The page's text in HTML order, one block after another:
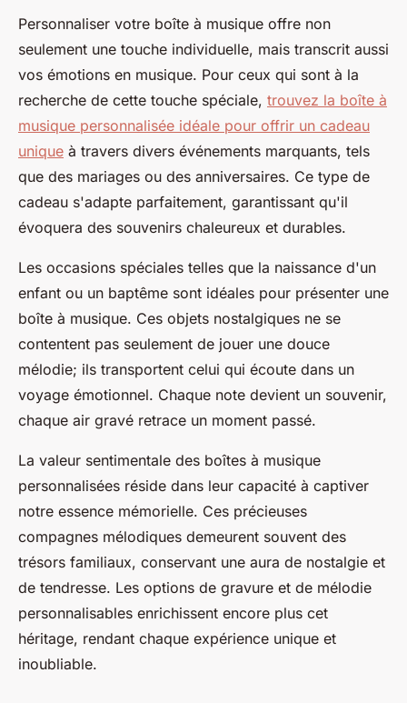
Personnaliser votre boîte à musique offre non
seulement une touche individuelle, mais transcrit aussi
vos émotions en musique. Pour ceux qui sont à la
recherche de cette touche spéciale, trouvez la boîte à
musique personnalisée idéale pour offrir un cadeau
unique à travers divers événements marquants, tels
que des mariages ou des anniversaires. Ce type de
cadeau s'adapte parfaitement, garantissant qu'il
évoquera des souvenirs chaleureux et durables.
Les occasions spéciales telles que la naissance d'un
enfant ou un baptême sont idéales pour présenter une
boîte à musique. Ces objets nostalgiques ne se
contentent pas seulement de jouer une douce
mélodie; ils transportent celui qui écoute dans un
voyage émotionnel. Chaque note devient un souvenir,
chaque air gravé retrace un moment passé.
La valeur sentimentale des boîtes à musique
personnalisées réside dans leur capacité à captiver
notre essence mémorielle. Ces précieuses
compagnes mélodiques demeurent souvent des
trésors familiaux, conservant une aura de nostalgie et
de tendresse. Les options de gravure et de mélodie
personnalisables enrichissent encore plus cet
héritage, rendant chaque expérience unique et
inoubliable.